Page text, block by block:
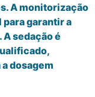
A monitorização
garantir a
sedação é
dosagem